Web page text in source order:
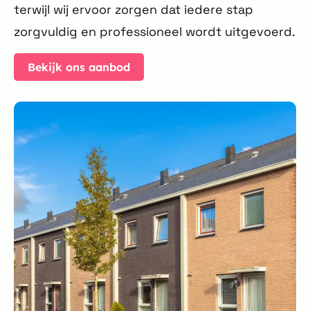
terwijl wij ervoor zorgen dat iedere stap
zorgvuldig en professioneel wordt uitgevoerd.
Bekijk ons aanbod